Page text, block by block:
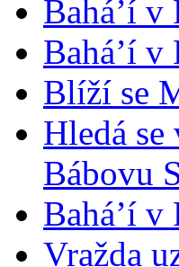
Bahá’í v
Bahá’í v
Blíží se
Hledá se
Bábovu
Bahá’í v
Vražda